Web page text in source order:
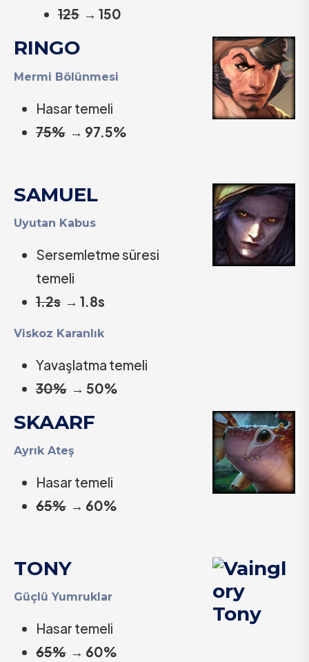
125 → 150
RINGO
Mermi Bölünmesi
Hasar temeli
75% → 97.5%
SAMUEL
Uyutan Kabus
Sersemletme süresi
temeli
1.2s → 1.8s
Viskoz Karanlık
Yavaşlatma temeli
30% → 50%
SKAARF
Ayrık Ateş
Hasar temeli
65% → 60%
TONY
Güçlü Yumruklar
Hasar temeli
65% → 60%